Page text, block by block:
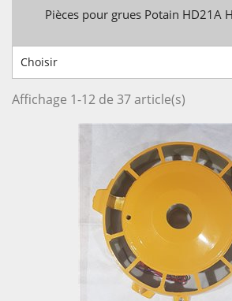
Pièces pour grues Potain HD21A
Choisir
Affichage 1-12 de 37 article(s)